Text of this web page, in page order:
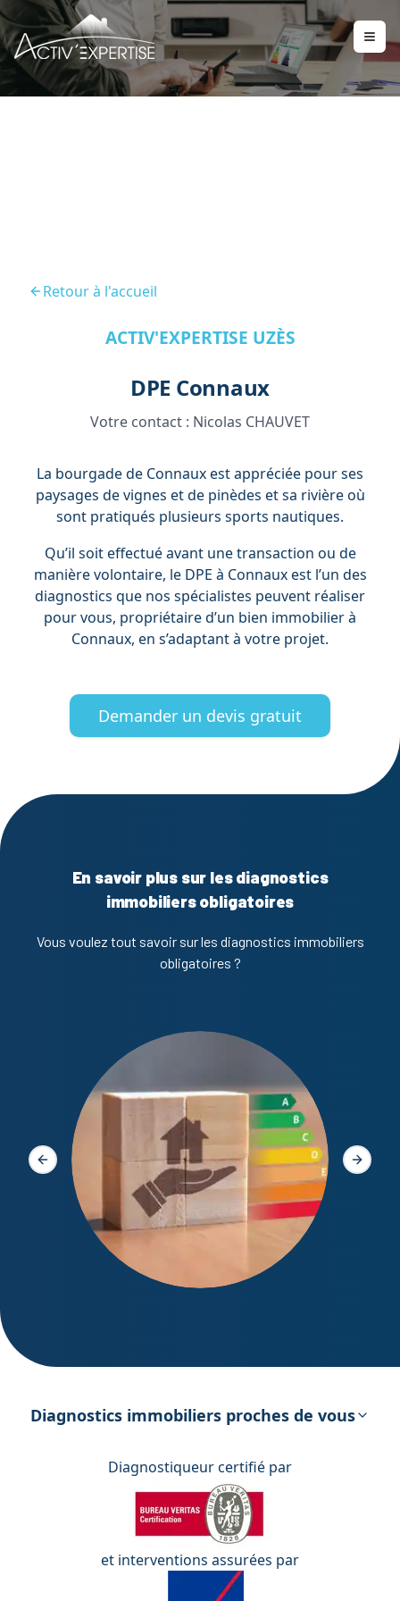
Retour à l'accueil
ACTIV'EXPERTISE UZÈS
DPE Connaux
Votre contact : Nicolas CHAUVET
La bourgade de Connaux est appréciée pour ses
paysages de vignes et de pinèdes et sa rivière où
sont pratiqués plusieurs sports nautiques.
Qu’il soit effectué avant une transaction ou de
manière volontaire, le DPE à Connaux est l’un des
diagnostics que nos spécialistes peuvent réaliser
pour vous, propriétaire d’un bien immobilier à
Connaux, en s’adaptant à votre projet.
Demander un devis gratuit
En savoir plus sur les diagnostics
immobiliers obligatoires
Vous voulez tout savoir sur les diagnostics immobiliers
obligatoires ?
énergétique
Slide précédente Slide
Diagnostics immobiliers proches de vous
Diagnostiqueur certifié par
et interventions assurées par